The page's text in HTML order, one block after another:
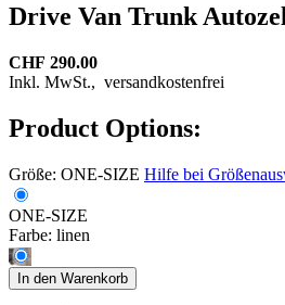
Drive Van Trunk
CHF 290.00
Inkl. MwSt., versandkostenfrei
Product Options:
Größe: ONE-SIZE Hilfe bei
ONE-SIZE
Farbe: linen
In den Warenkorb